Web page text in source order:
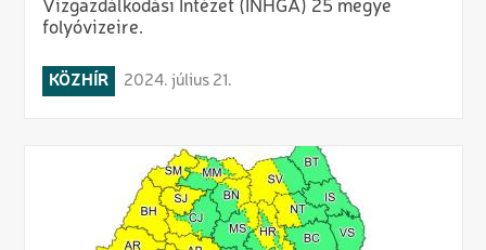
Vízgazdálkodási Intézet (INHGA) 25 megye
folyóvizeire.
KÖZHÍR 2024. július 21.